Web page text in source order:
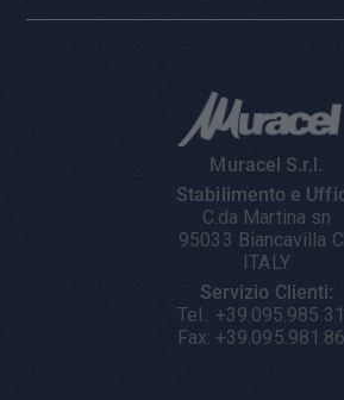
Muracel S.r.l.
Stabilimento e
C.da Martina sn
95033 Biancavilla
ITALY
Servizio Clienti:
Tel.:
Fax: